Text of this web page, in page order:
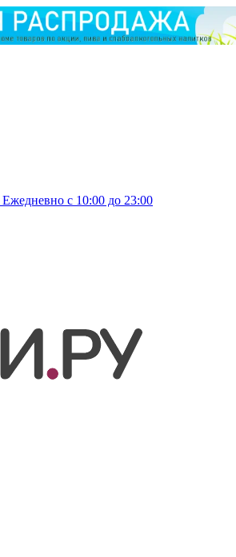
Ежедневно с 10:00 до 23:00